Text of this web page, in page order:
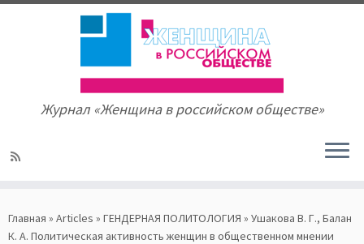
to
content
Журнал «Женщина в российском обществе»
Главная » Articles » ГЕНДЕРНАЯ ПОЛИТОЛОГИЯ » Ушакова В. Г., Балан
К. А. Политическая активность женщин в общественном мнении